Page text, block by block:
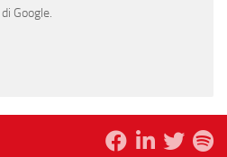
di Google.